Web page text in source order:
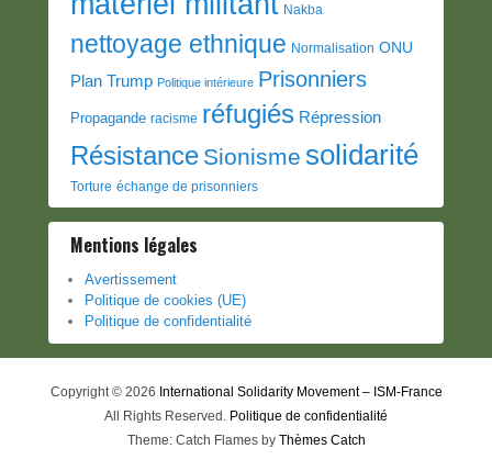
Nakba
nettoyage ethnique Normalisation ONU
Plan Trump Politique intérieure Prisonniers
Propagande racisme réfugiés Répression
Résistance Sionisme solidarité
Torture échange de prisonniers
Mentions légales
Avertissement
Politique de cookies (UE)
Politique de confidentialité
Copyright © 2026 International Solidarity Movement – ISM-France
All Rights Reserved. Politique de confidentialité
Theme: Catch Flames by Thèmes Catch